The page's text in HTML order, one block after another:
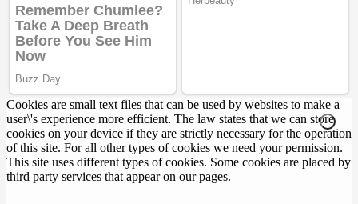
Cookies are small text files that can be used by websites to make a
user\'s experience more efficient. The law states that we can store
cookies on your device if they are strictly necessary for the operation
of this site. For all other types of cookies we need your permission.
This site uses different types of cookies. Some cookies are placed by
third party services that appear on our pages.